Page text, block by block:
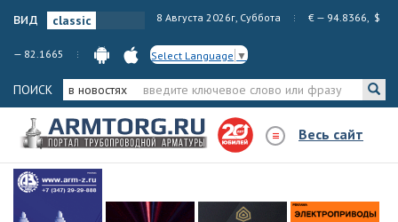
вид 8 Августа 2026г, Суббота € — 94.8366, $
— 82.1665 Select Language ▼
ПОИСК в новостях
Весь сайт